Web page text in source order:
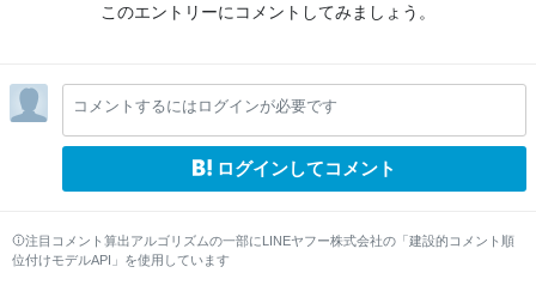
このエントリーにコメントしてみましょう。
コメントするにはログインが必要です
ログインしてコメント
注目コメント算出アルゴリズムの一部にLINEヤフー株式会社の「建設的コメント順
位付けモデルAPI」を使用しています